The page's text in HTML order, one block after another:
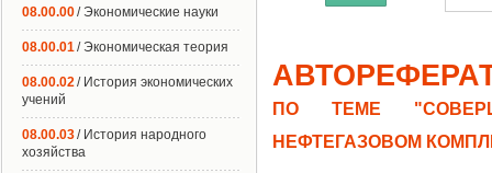
ПО ТЕМЕ
НЕФТЕГАЗОВОМ
08.00.00/ Экономические науки
08.00.01/ Экономическая теория
08.00.02/ История экономических
учений
08.00.03/ История народного
хозяйства